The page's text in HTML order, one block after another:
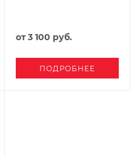
от3 100 руб.
ПОДРОБНЕЕ